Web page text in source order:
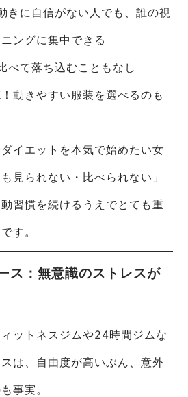
に自信がない人でも、誰の視
ングに集中できる
て落ち込むこともなし
動きやすい服装を選べるのも
イエットを本気で始めたい女
見られない・比べられない」
習慣を続けるうえでとても重
す。
ス：無意識のストレスが
ットネスジムや24時間ジムな
は、自由度が高いぶん、意外
事実。